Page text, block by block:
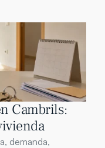
Cambrils:
demanda,